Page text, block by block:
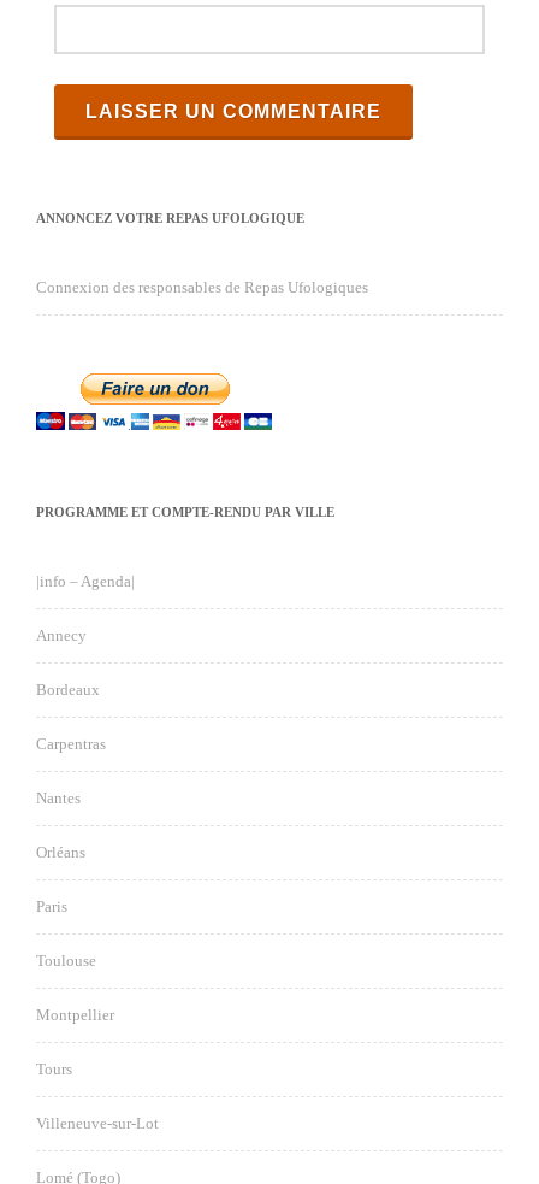
ANNONCEZ VOTRE REPAS UFOLOGIQUE
Connexion des responsables de Repas Ufologiques
PROGRAMME ET COMPTE-RENDU PAR VILLE
|info – Agenda|
Annecy
Bordeaux
Carpentras
Nantes
Orléans
Paris
Toulouse
Montpellier
Tours
Villeneuve-sur-Lot
Lomé (Togo)